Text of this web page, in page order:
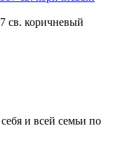
св. коричневый
и всей семьи по